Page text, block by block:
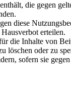
die gegen
diese
erteilen.
die Inhalte von
löschen oder zu
sofern sie